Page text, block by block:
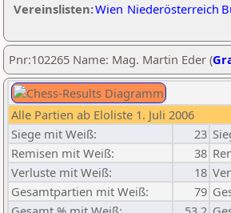
Vereinslisten:Wien Niederösterreich
Pnr:102265 Name: Mag. Martin Eder (
Alle Partien ab Eloliste 1. Juli 2006
Siege mit Weiß:
23
Remisen mit Weiß:
38
Verluste mit Weiß:
18
Gesamtpartien mit Weiß:
79